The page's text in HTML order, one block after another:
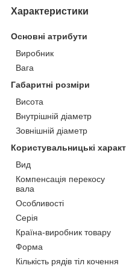
Характеристики
Основні атрибути
Виробник
Вага
Габаритні розміри
Висота
Внутрішній діаметр
Зовнішній діаметр
Користувальницькі
Вид
Компенсація перекосу
вала
Особливості
Серія
Країна-виробник товару
Форма
Кількість рядів тіл кочення